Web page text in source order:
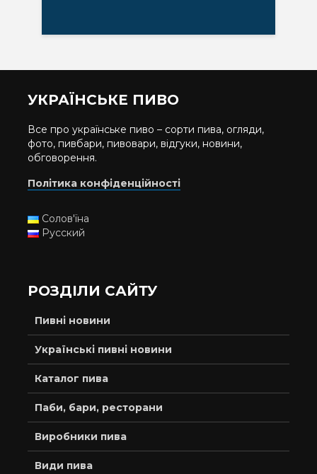
УКРАЇНСЬКЕ ПИВО
Все про українське пиво – сорти пива, огляди,
фото, пивбари, пивовари, відгуки, новини,
обговорення.
Політика конфіденційності
Солов'їна
Русский
РОЗДІЛИ САЙТУ
Пивні новини
Українські пивні новини
Каталог пива
Паби, бари, ресторани
Виробники пива
Види пива